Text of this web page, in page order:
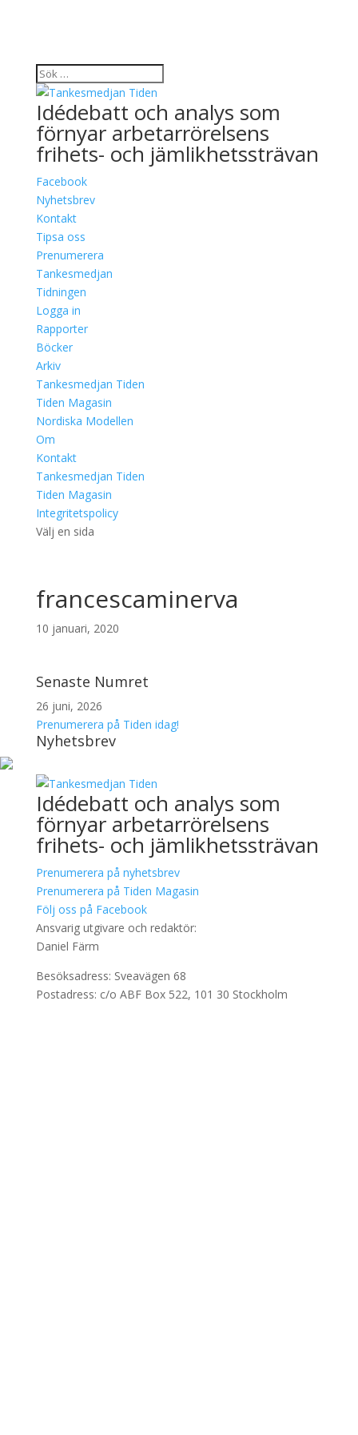
Idédebatt och analys som
förnyar arbetarrörelsens
frihets- och jämlikhetssträvan
Facebook
Nyhetsbrev
Kontakt
Tipsa oss
Prenumerera
Tankesmedjan
Tidningen
Logga in
Rapporter
Böcker
Arkiv
Tankesmedjan Tiden
Tiden Magasin
Nordiska Modellen
Om
Kontakt
Tankesmedjan Tiden
Tiden Magasin
Integritetspolicy
Välj en sida
francescaminerva
10 januari, 2020
Senaste Numret
26 juni, 2026
Prenumerera på Tiden idag!
Nyhetsbrev
Idédebatt och analys som
förnyar arbetarrörelsens
frihets- och jämlikhetssträvan
Prenumerera på nyhetsbrev
Prenumerera på Tiden Magasin
Följ oss på Facebook
Ansvarig utgivare och redaktör:
Daniel Färm
Besöksadress: Sveavägen 68
Postadress: c/o ABF Box 522, 101 30 Stockholm